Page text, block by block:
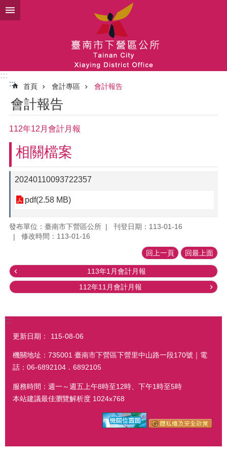
跳到主要內容區塊
:::
:::
首頁 會計專區 會計報告
會計報告
112年12月會計月報
相關檔案
20240110093722357
pdf(2.58 MB)
發布單位：臺南市下營區公所
刊登日期：113-01-16
修改時間：113-01-16
回上一頁 回最上面
113年1月會計月報
112年11月會計月報
:::
更新日期： 115-08-06
機關地址：735001 臺南市下營區下營里中山路一段170號｜電
話：06-6892104．6892105
服務時間：週一～週五上午8時至12時、下午1時至5時
本站建議最佳瀏覽解析度 1024x768